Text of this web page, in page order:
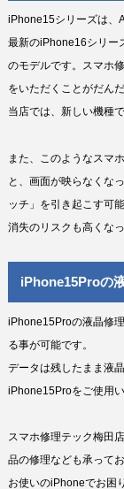
iPhone15シリーズは、
最新のiPhone16シリー
のモデルです。スマホ
をいただくことがだん
当店では、新しい機種
また、このようなスマ
と、画面が映らなくな
ッチ」を引き起こす可
消失のリスクも高くな
iPhone15Proの
iPhone15Proの液晶修
る事が可能です。
データは残したまま液
iPhone15Proをご使用い
スマホ修理テック梅田
品の修理なども承ってお
お使いのiPhoneでお困